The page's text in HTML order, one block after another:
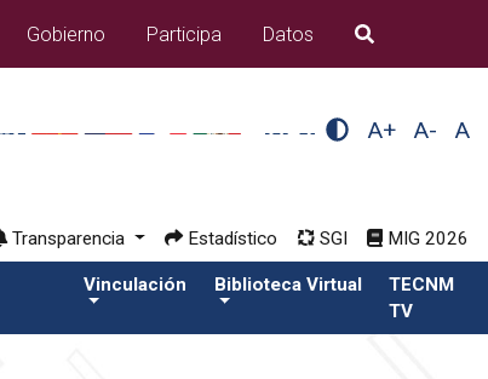
Gobierno
Participa Datos B�squeda
A+ A- A
Transparencia Estadístico SGI MIG 2026
Vinculación Biblioteca Virtual
TECNM
TV